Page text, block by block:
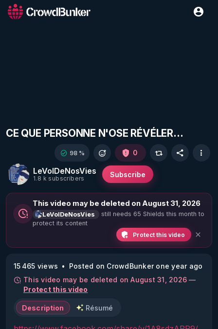
CE QUE PERSONNE N'OSE RÉVÉLER...
LeVolDeNosVies
1.8 k subscribers Subscribe
98 % 0
This video may be deleted on August 31, 2026
LeVolDeNosVies
still needs 65 Shields this month to
protect its content
Protect this video
15 465 views
Posted on CrowdBunker one year ago
This video may be deleted on August 31, 2026 —
Protect this video
Description Résumé